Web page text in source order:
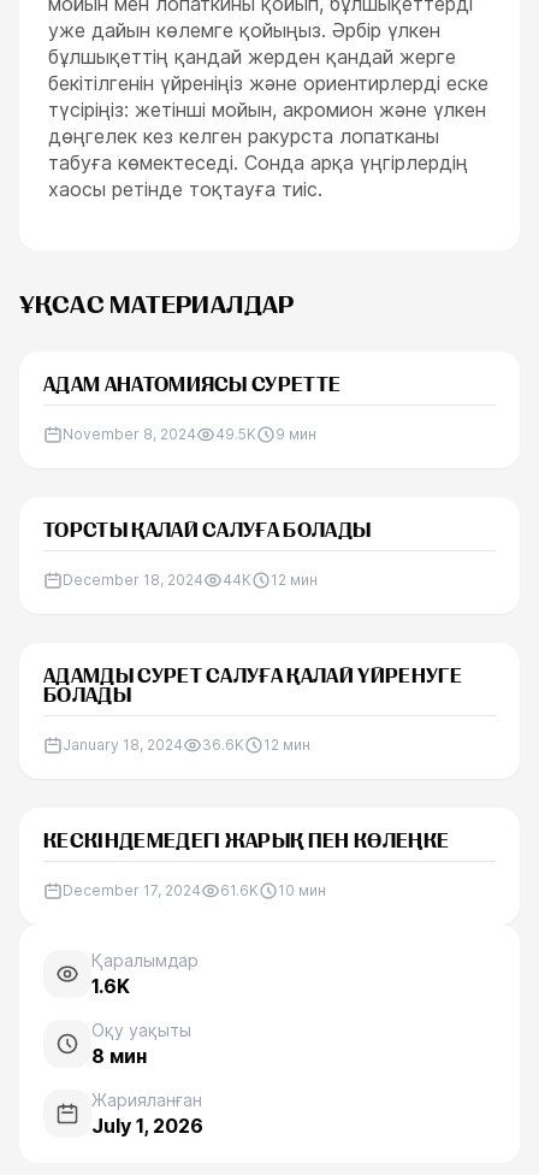
уже дайын көлемге қойыңыз. Әрбір үлкен
бұлшықеттің қандай жерден қандай жерге
бекітілгенін үйреніңіз және ориентирлерді еске
түсіріңіз: жетінші мойын, акромион және үлкен
дөңгелек кез келген ракурста лопатканы
табуға көмектеседі. Сонда арқа үңгірлердің
хаосы ретінде тоқтауға тиіс.
ҰҚСАС МАТЕРИАЛДАР
АДАМ АНАТОМИЯСЫ СУРЕТТЕ
November 8, 2024 49.5K 9 мин
ТОРСТЫ ҚАЛАЙ САЛУҒА БОЛАДЫ
December 18, 2024 44K 12 мин
АДАМДЫ СУРЕТ САЛУҒА ҚАЛАЙ ҮЙРЕНУГЕ
БОЛАДЫ
January 18, 2024 36.6K 12 мин
КЕСКІНДЕМЕДЕГІ ЖАРЫҚ ПЕН КӨЛЕҢКЕ
December 17, 2024 61.6K 10 мин
Қаралымдар
1.6K
Оқу уақыты
8 мин
Жарияланған
July 1, 2026